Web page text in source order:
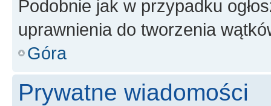
Podobnie jak w przypadku
uprawnienia do tworzenia
Góra
Prywatne wiadomości